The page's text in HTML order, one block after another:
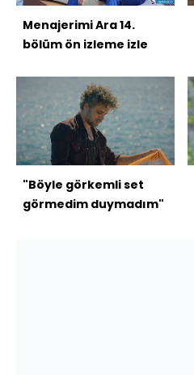
Menajerimi Ara 14.
bölüm ön izleme izle
"Böyle görkemli set
görmedim duymadım"